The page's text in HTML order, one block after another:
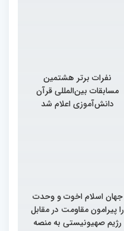
نفرات برتر هشتمین
مسابقات بین‌المللی قرآن
دانش‌آموزی اعلام شد
جهان اسلام اخوت و وحدت
را پیرامون مقاومت در مقابل
رژیم صهیونیستی به منصه